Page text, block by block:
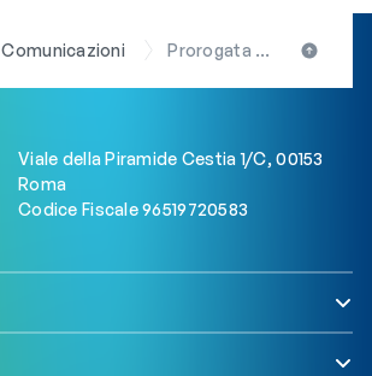
Comunicazioni Prorogata al 30 aprile la scadenza per il pagamento della quota d’iscrizione all’Albo
Viale della Piramide Cestia 1/C, 00153
Roma
Codice Fiscale 96519720583